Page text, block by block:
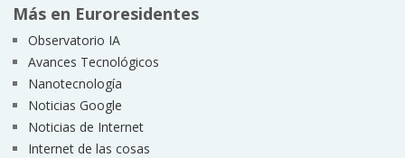
Más en Euroresidentes
Observatorio IA
Avances Tecnológicos
Nanotecnología
Noticias Google
Noticias de Internet
Internet de las cosas